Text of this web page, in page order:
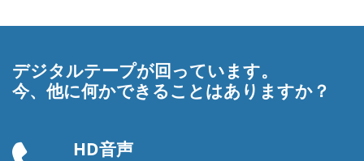
デジタルテープが回っています。
今、他に何かできることはありますか？
HD音声